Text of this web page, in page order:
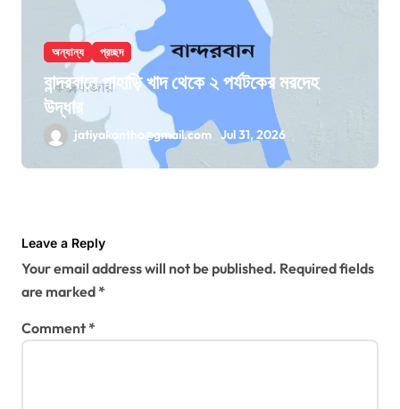
অন্যান্য প্রচ্ছদ
বান্দরবানে পাহাড়ি খাদ থেকে ২ পর্যটকের মরদেহ
উদ্ধার
jatiyakantho@gmail.com Jul 31, 2026
Leave a Reply
Your email address will not be published. Required fields
are marked*
Comment*